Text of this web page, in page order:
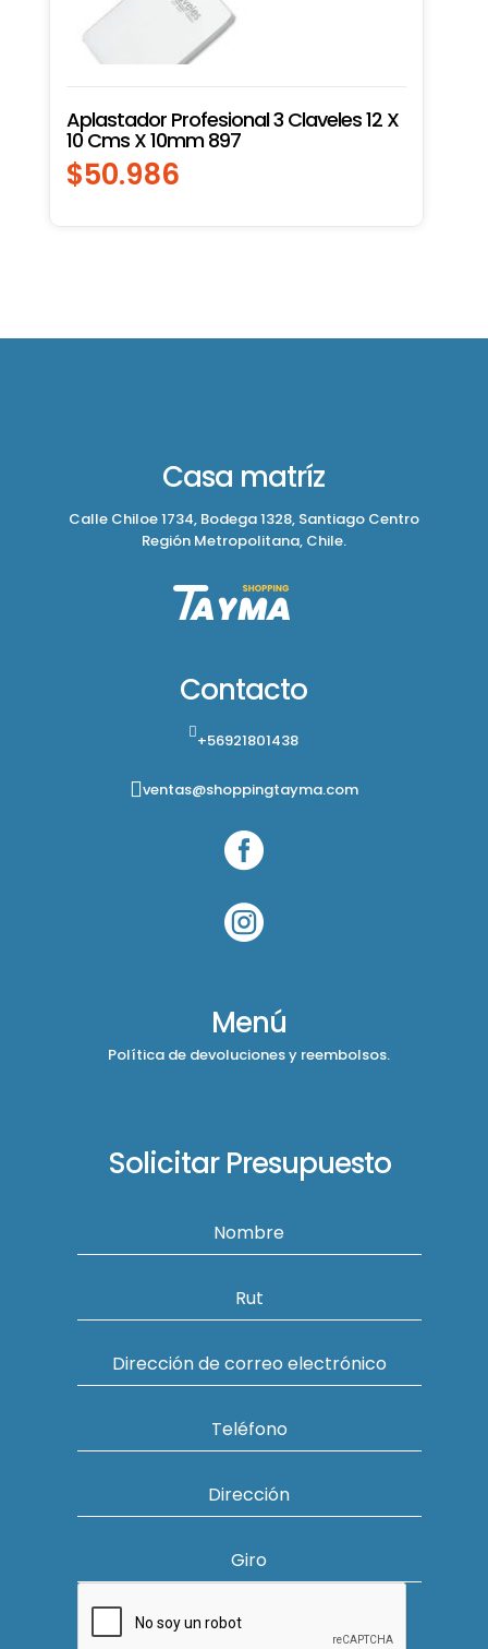
Aplastador Profesional 3 Claveles 12 X
10 Cms X 10mm 897
$50.986
Casa matríz
Calle Chiloe 1734, Bodega 1328, Santiago Centro
Región Metropolitana, Chile.
Contacto
+56921801438
ventas@shoppingtayma.com


Menú
Política de devoluciones y reembolsos.
Solicitar Presupuesto
Nombre
Rut
Dirección de correo electrónico
Teléfono
Dirección
Giro